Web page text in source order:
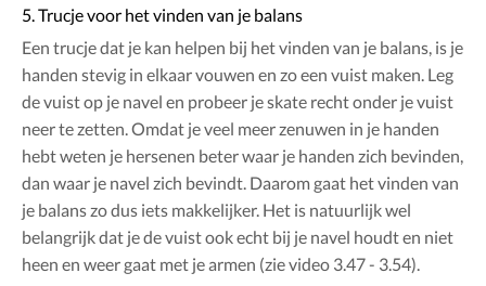
5. Trucje voor het vinden van je balans
Een trucje dat je kan helpen bij het vinden van je balans, is je
handen stevig in elkaar vouwen en zo een vuist maken. Leg
de vuist op je navel en probeer je skate recht onder je vuist
neer te zetten. Omdat je veel meer zenuwen in je handen
hebt weten je hersenen beter waar je handen zich bevinden,
dan waar je navel zich bevindt. Daarom gaat het vinden van
je balans zo dus iets makkelijker. Het is natuurlijk wel
belangrijk dat je de vuist ook echt bij je navel houdt en niet
heen en weer gaat met je armen (zie video 3.47 - 3.54).